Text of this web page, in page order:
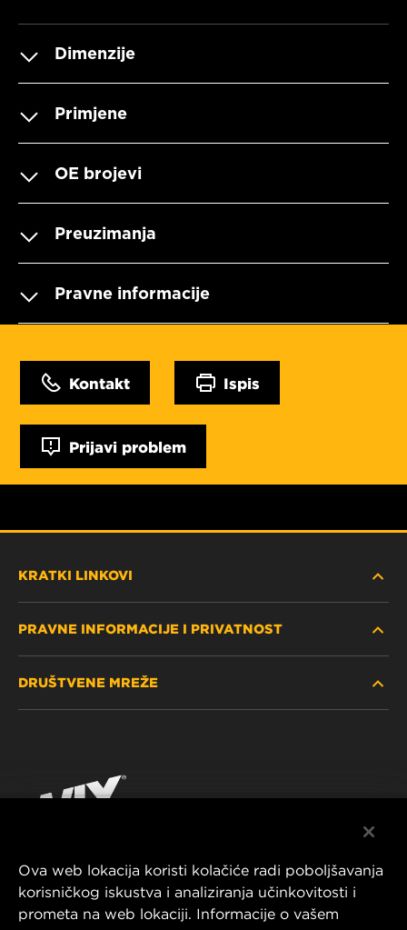
Dimenzije
Primjene
OE brojevi
Preuzimanja
Pravne informacije
Kontakt Ispis
Prijavi problem
KRATKI LINKOVI
GDJE KUPITI
KONTAKTIRAJTE NAS
PRAVNE INFORMACIJE I PRIVATNOST
IMPRESSUM
DRUŠTVENE MREŽE
YouTube
MANN+HUMMEL FT Poland
ul. Wrocławska 145,
Ova web lokacija koristi kolačiće radi poboljšavanja
korisničkog iskustva i analiziranja učinkovitosti i
prometa na web lokaciji. Informacije o vašem